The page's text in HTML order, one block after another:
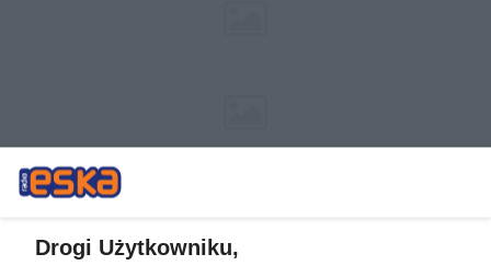
Drogi Użytkowniku,